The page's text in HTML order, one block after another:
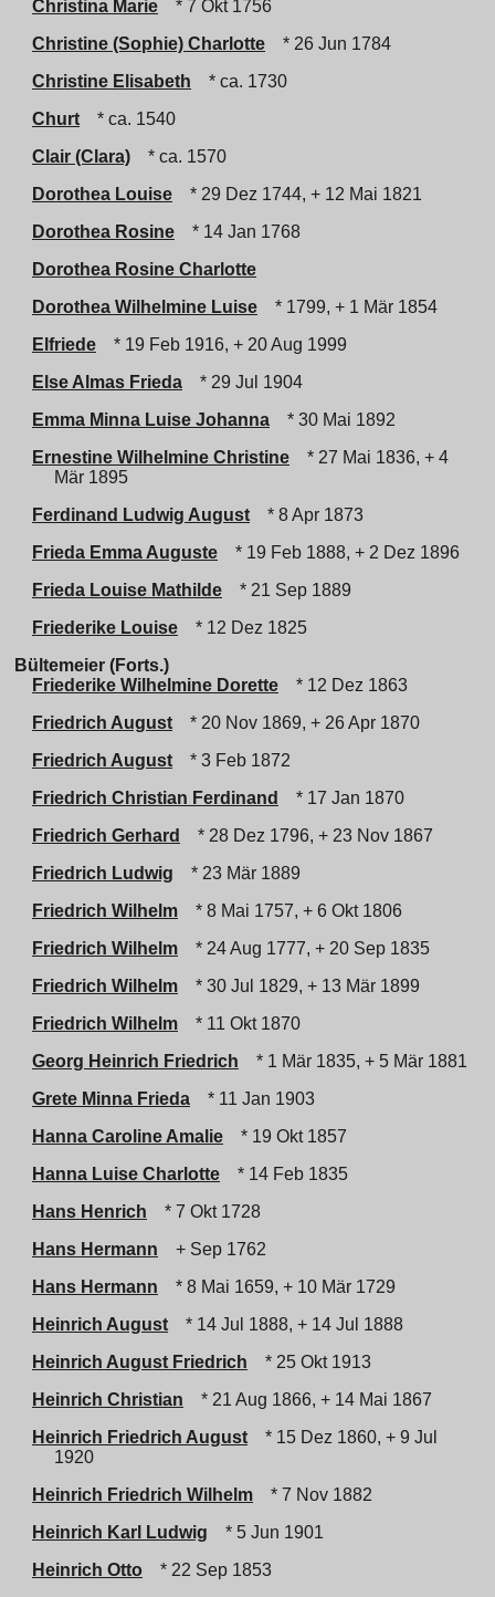
Christina Marie
* 7 Okt 1756
Christine (Sophie) Charlotte
* 26 Jun 1784
Christine Elisabeth
* ca. 1730
Churt
* ca. 1540
Clair (Clara)
* ca. 1570
Dorothea Louise
* 29 Dez 1744, + 12 Mai 1821
Dorothea Rosine
* 14 Jan 1768
Dorothea Rosine Charlotte
Dorothea Wilhelmine Luise
* 1799, + 1 Mär 1854
Elfriede
* 19 Feb 1916, + 20 Aug 1999
Else Almas Frieda
* 29 Jul 1904
Emma Minna Luise Johanna
* 30 Mai 1892
Ernestine Wilhelmine Christine
* 27 Mai 1836, + 4
Mär 1895
Ferdinand Ludwig August
* 8 Apr 1873
Frieda Emma Auguste
* 19 Feb 1888, + 2 Dez 1896
Frieda Louise Mathilde
* 21 Sep 1889
Friederike Louise
* 12 Dez 1825
Bültemeier (Forts.)
Friederike Wilhelmine Dorette
* 12 Dez 1863
Friedrich August
* 20 Nov 1869, + 26 Apr 1870
Friedrich August
* 3 Feb 1872
Friedrich Christian Ferdinand
* 17 Jan 1870
Friedrich Gerhard
* 28 Dez 1796, + 23 Nov 1867
Friedrich Ludwig
* 23 Mär 1889
Friedrich Wilhelm
* 8 Mai 1757, + 6 Okt 1806
Friedrich Wilhelm
* 24 Aug 1777, + 20 Sep 1835
Friedrich Wilhelm
* 30 Jul 1829, + 13 Mär 1899
Friedrich Wilhelm
* 11 Okt 1870
Georg Heinrich Friedrich
* 1 Mär 1835, + 5 Mär 1881
Grete Minna Frieda
* 11 Jan 1903
Hanna Caroline Amalie
* 19 Okt 1857
Hanna Luise Charlotte
* 14 Feb 1835
Hans Henrich
* 7 Okt 1728
Hans Hermann
+ Sep 1762
Hans Hermann
* 8 Mai 1659, + 10 Mär 1729
Heinrich August
* 14 Jul 1888, + 14 Jul 1888
Heinrich August Friedrich
* 25 Okt 1913
Heinrich Christian
* 21 Aug 1866, + 14 Mai 1867
Heinrich Friedrich August
* 15 Dez 1860, + 9 Jul
1920
Heinrich Friedrich Wilhelm
* 7 Nov 1882
Heinrich Karl Ludwig
* 5 Jun 1901
Heinrich Otto
* 22 Sep 1853